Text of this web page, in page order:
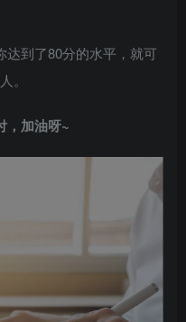
到了80分的水平，就可
。
，加油呀~